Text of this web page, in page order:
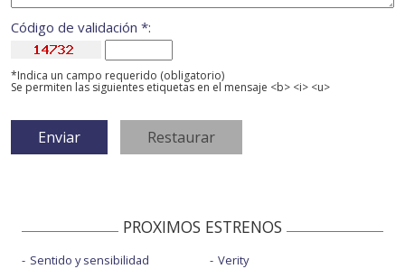
Código de validación *:
*Indica un campo requerido (obligatorio)
Se permiten las siguientes etiquetas en el mensaje <b> <i> <u>
PROXIMOS ESTRENOS
Sentido y sensibilidad
Verity